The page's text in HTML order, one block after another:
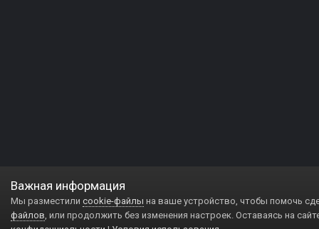
Важная информация
Мы разместили cookie-файлы на ваше устройство, чтобы помочь
файлов, или продолжить без изменения настроек. Оставаясь на